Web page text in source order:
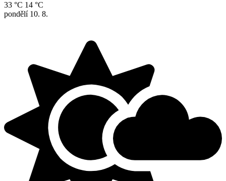
33 °C 14 °C
pondělí 10. 8.